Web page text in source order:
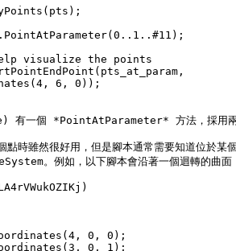
visualize the points
有一個 *PointAtParameter* 方法，採用
點時雖然很好用，但是腳本通常需要知道位
。例如，以下腳本會沿著一個迴轉的
0, 0);
0, 1);